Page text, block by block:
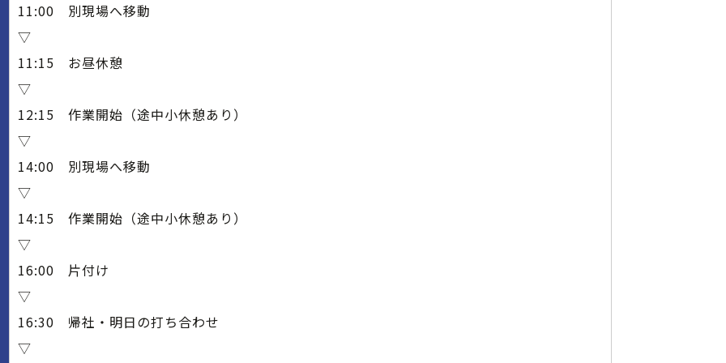
11:00 別現場へ移動
▽
11:15 お昼休憩
▽
12:15 作業開始（途中小休憩あり）
▽
14:00 別現場へ移動
▽
14:15 作業開始（途中小休憩あり）
▽
16:00 片付け
▽
16:30 帰社・明日の打ち合わせ
▽